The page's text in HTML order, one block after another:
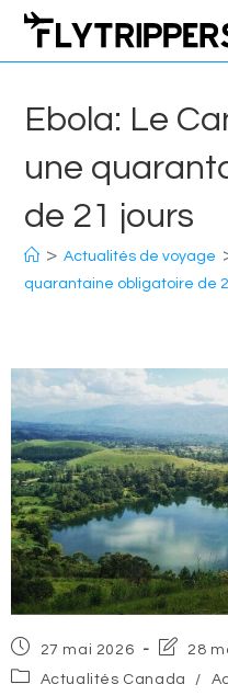
Aller
contenu
Ebola: Le
une
de 21 jours
> Actualités de voyage
quarantaine obligatoire de
Post
published:
27 mai 2026
Post28
PostActualités Canada /